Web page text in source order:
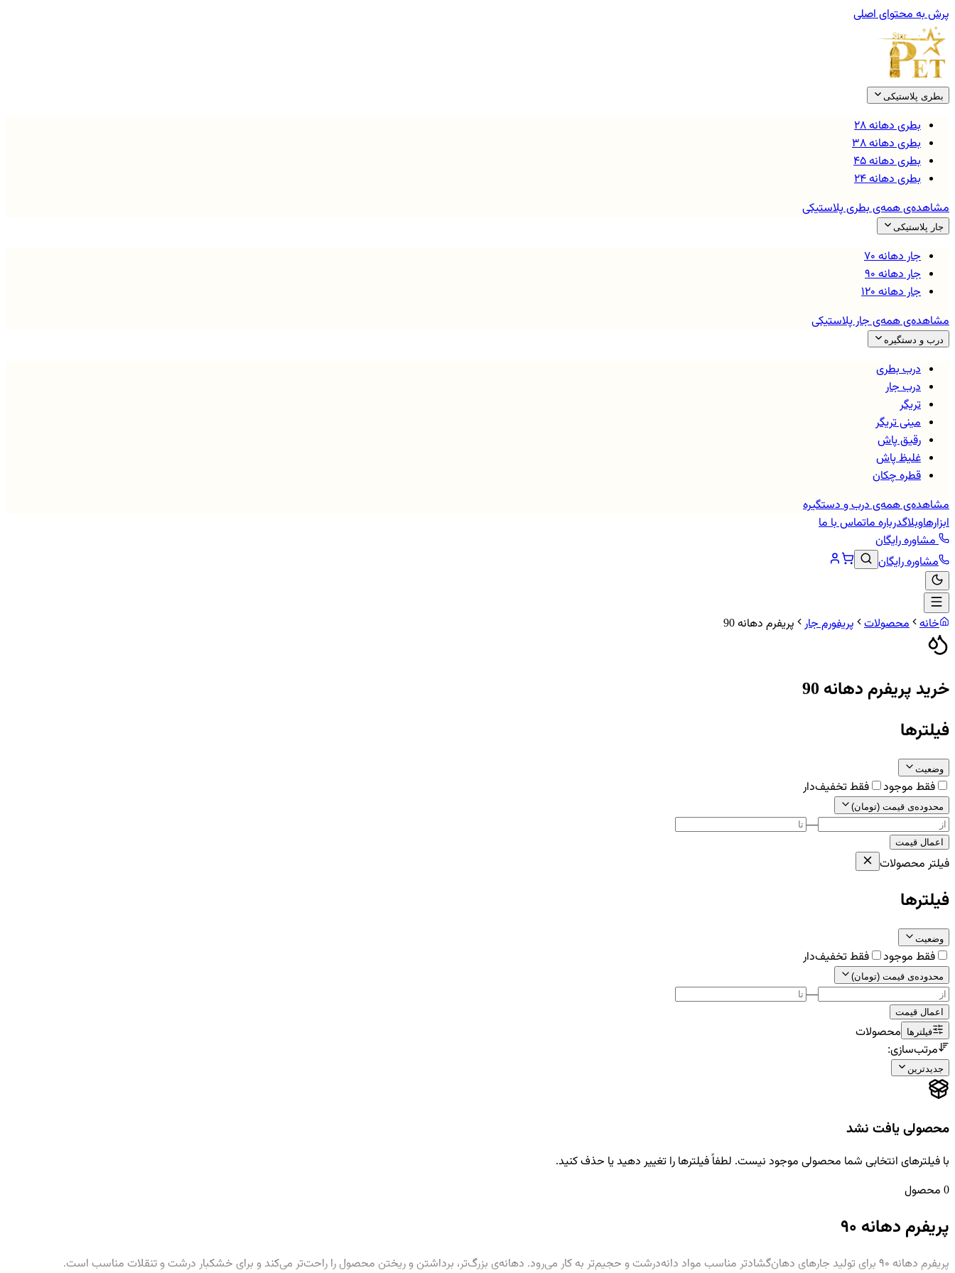
پرش به محتوای اصلی
بطری پلاستیکی
بطری دهانه ۲۸
بطری دهانه ۳۸
بطری دهانه ۴۵
بطری دهانه ۲۴
مشاهده‌ی همه‌یبطری پلاستیکی
جار پلاستیکی
جار دهانه ۷۰
جار دهانه ۹۰
جار دهانه ۱۲۰
مشاهده‌ی همه‌یجار پلاستیکی
درب و دستگیره
درب بطری
درب جار
تریگر
مینی تریگر
رقیق پاش
غلیظ پاش
قطره چکان
مشاهده‌ی همه‌یدرب و دستگیره
ابزارهاوبلاگدرباره ماتماس با ما
مشاوره رایگان
مشاوره رایگان
خانه محصولات پریفورم جار پریفرم دهانه 90
خرید پریفرم دهانه 90
فیلترها
وضعیت
فقط موجود فقط تخفیف‌دار
محدوده‌ی قیمت (تومان)
—
اعمال قیمت
فیلتر محصولات
فیلترها
وضعیت
فقط موجود فقط تخفیف‌دار
محدوده‌ی قیمت (تومان)
—
اعمال قیمت
فیلترها
محصولات
مرتب‌سازی:
جدیدترین
محصولی یافت نشد
با فیلترهای انتخابی شما محصولی موجود نیست. لطفاً فیلترها را تغییر دهید یا حذف کنید.
0 محصول
پریفرم دهانه ۹۰
پریفرم دهانه ۹۰ برای تولید جارهای دهان‌گشادتر مناسب مواد دانه‌درشت و حجیم‌تر به کار می‌رود. دهانه‌ی بزرگ‌تر، برداشتن و ریختن محصول را راحت‌تر می‌کند و برای خشکبار درشت و تنقلات مناسب است.